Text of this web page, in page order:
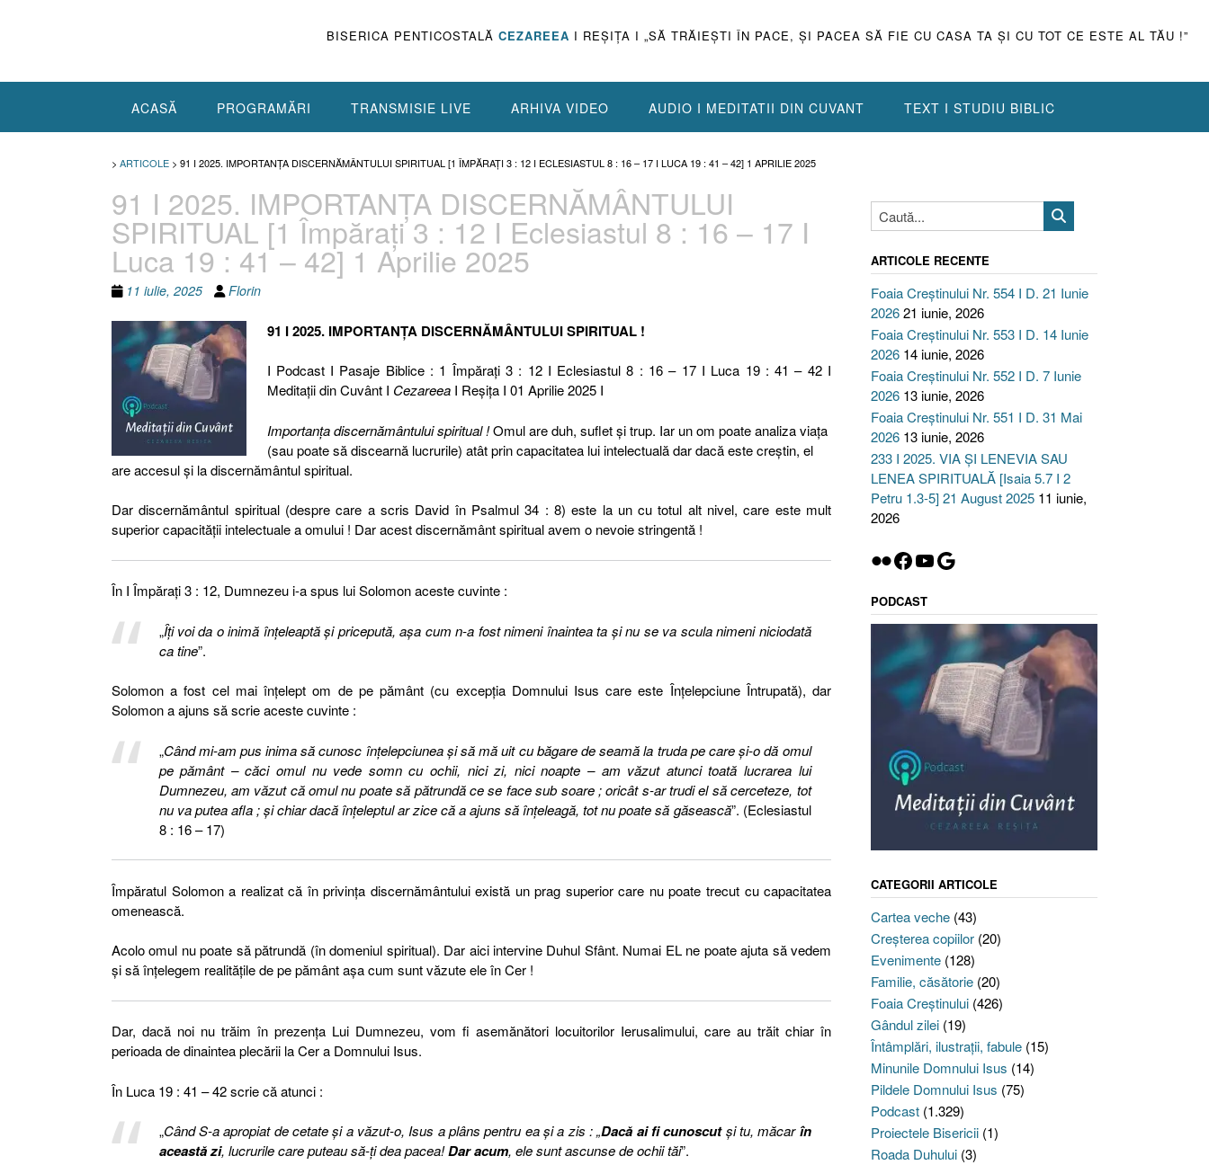
BISERICA PENTICOSTALĂ CEZAREEA I REŞIŢA I „SĂ TRĂIEŞTI ÎN PACE, ŞI PACEA SĂ FIE CU CASA TA ŞI CU TOT CE ESTE AL TĂU !”
ACASĂ PROGRAMĂRI TRANSMISIE LIVE ARHIVA VIDEO AUDIO I MEDITATII DIN CUVANT TEXT I STUDIU BIBLIC
> ARTICOLE > 91 I 2025. IMPORTANȚA DISCERNĂMÂNTULUI SPIRITUAL [1 ÎMPĂRAȚI 3 : 12 I ECLESIASTUL 8 : 16 – 17 I LUCA 19 : 41 – 42] 1 APRILIE 2025
91 I 2025. IMPORTANȚA DISCERNĂMÂNTULUI
SPIRITUAL [1 Împărați 3 : 12 I Eclesiastul 8 : 16 – 17 I
Luca 19 : 41 – 42] 1 Aprilie 2025
11 iulie, 2025 Florin
91 I 2025. IMPORTANȚA DISCERNĂMÂNTULUI SPIRITUAL !
I Podcast I Pasaje Biblice : 1 Împărați 3 : 12 I Eclesiastul 8 : 16 – 17 I Luca 19 : 41 – 42 I
Meditaţii din Cuvânt I CezareeaI Reşiţa I 01 Aprilie 2025 I
Importanța discernământului spiritual !Omul are duh, suflet și trup. Iar un om poate analiza viața
(sau poate să discearnă lucrurile) atât prin capacitatea lui intelectuală dar dacă este creștin, el
are accesul și la discernământul spiritual.
Dar discernământul spiritual (despre care a scris David în Psalmul 34 : 8) este la un cu totul alt nivel, care este mult
superior capacității intelectuale a omului ! Dar acest discernământ spiritual avem o nevoie stringentă !
În I Împărați 3 : 12, Dumnezeu i-a spus lui Solomon aceste cuvinte :
„Îţi voi da o inimă înţeleaptă şi pricepută, aşa cum n-a fost nimeni înaintea ta şi nu se va scula nimeni niciodată
ca tine”.
Solomon a fost cel mai înțelept om de pe pământ (cu excepția Domnului Isus care este Înțelepciune Întrupată), dar
Solomon a ajuns să scrie aceste cuvinte :
„Când mi-am pus inima să cunosc înţelepciunea şi să mă uit cu băgare de seamă la truda pe care şi-o dă omul
pe pământ – căci omul nu vede somn cu ochii, nici zi, nici noapte – am văzut atunci toată lucrarea lui
Dumnezeu, am văzut că omul nu poate să pătrundă ce se face sub soare ; oricât s-ar trudi el să cerceteze, tot
nu va putea afla ; şi chiar dacă înţeleptul ar zice că a ajuns să înţeleagă, tot nu poate să găsească”. (Eclesiastul
8 : 16 – 17)
Împăratul Solomon a realizat că în privința discernământului există un prag superior care nu poate trecut cu capacitatea
omenească.
Acolo omul nu poate să pătrundă (în domeniul spiritual). Dar aici intervine Duhul Sfânt. Numai EL ne poate ajuta să vedem
și să înțelegem realitățile de pe pământ așa cum sunt văzute ele în Cer !
Dar, dacă noi nu trăim în prezența Lui Dumnezeu, vom fi asemănători locuitorilor Ierusalimului, care au trăit chiar în
perioada de dinaintea plecării la Cer a Domnului Isus.
În Luca 19 : 41 – 42 scrie că atunci :
„Când S-a apropiat de cetate şi a văzut-o, Isus a plâns pentru ea şi a zis : „Dacă ai fi cunoscutşi tu, măcarîn
această zi, lucrurile care puteau să-ţi dea pacea!Dar acum, ele sunt ascunse de ochii tăi”.
ARTICOLE RECENTE
Foaia Creștinului Nr. 554 I D. 21 Iunie
202621 iunie, 2026
Foaia Creștinului Nr. 553 I D. 14 Iunie
2026 14 iunie, 2026
Foaia Creștinului Nr. 552 I D. 7 Iunie
2026 13 iunie, 2026
Foaia Creștinului Nr. 551 I D. 31 Mai
2026 13 iunie, 2026
233 I 2025. VIA ȘI LENEVIA SAU
LENEA SPIRITUALĂ [Isaia 5.7 I 2
Petru 1.3-5] 21 August 2025 11 iunie,
2026
Flickr
Facebook
YouTube
Google
PODCAST
CATEGORII ARTICOLE
Cartea veche(43)
Creşterea copiilor(20)
Evenimente(128)
Familie, căsătorie(20)
Foaia Creştinului(426)
Gândul zilei(19)
Întâmplări, ilustraţii, fabule(15)
Minunile Domnului Isus (14)
Pildele Domnului Isus (75)
Podcast(1.329)
Proiectele Bisericii(1)
Roada Duhului(3)